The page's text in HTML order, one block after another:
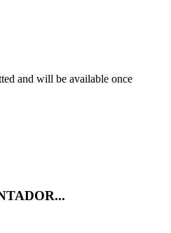
and will be available once